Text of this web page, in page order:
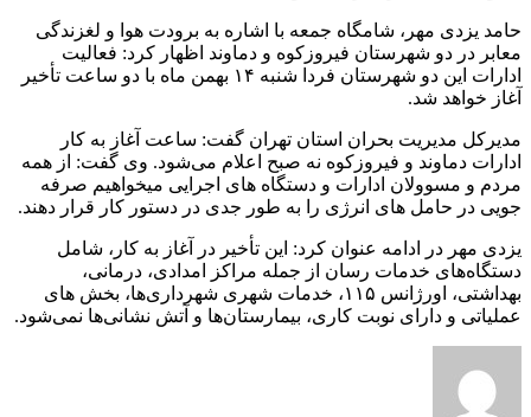
حامد یزدی مهر، شامگاه جمعه با اشاره به برودت هوا و لغزندگی
معابر در دو شهرستان فیروزکوه و دماوند اظهار کرد: فعالیت
ادارات این دو شهرستان فردا شنبه ۱۴ بهمن ماه با دو ساعت تأخیر
آغاز خواهد شد.
مدیرکل مدیریت بحران استان تهران گفت: ساعت آغاز به کار
ادارات دماوند و فیروزکوه نه صبح اعلام می‌شود. وی گفت: از همه
مردم و مسوولان ادارات و دستگاه های اجرایی میخواهیم صرفه
جویی در حامل های انرژی را به طور جدی در دستور کار قرار دهند.
یزدی مهر در ادامه عنوان کرد: این تأخیر در آغاز به کار، شامل
دستگاه‌های خدمات رسان از جمله مراکز امدادی، درمانی،
بهداشتی، اورژانس ۱۱۵، خدمات شهری شهرداری‌ها، بخش های
عملیاتی و دارای نوبت کاری، بیمارستان‌ها و آتش نشانی‌ها نمی‌شود.